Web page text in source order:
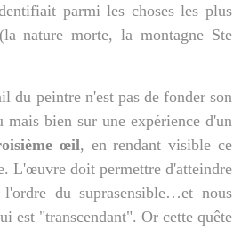
parmi les choses les plus
nature morte, la montagne Ste
du peintre n'est pas de fonder son
mais bien sur une expérience d'un
œil, en rendant visible ce
L'œuvre doit permettre d'atteindre
du suprasensible…et nous
est "transcendant". Or cette quête